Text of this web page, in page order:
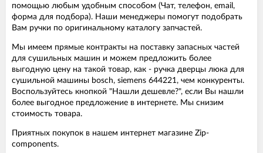
помощью любым удобным способом (Чат, телефон, email,
форма для подбора). Наши менеджеры помогут подобрать
Вам ручки по оригинальному каталогу запчастей.
Мы имеем прямые контракты на поставку запасных частей
для сушильных машин и можем предложить более
выгодную цену на такой товар, как - ручка дверцы люка для
сушильной машины bosch, siemens 644221, чем конкуренты.
Воспользуйтесь кнопкой "Нашли дешевле?", если Вы нашли
более выгодное предложение в интернете. Мы снизим
стоимость товара.
Приятных покупок в нашем интернет магазине Zip-
components.